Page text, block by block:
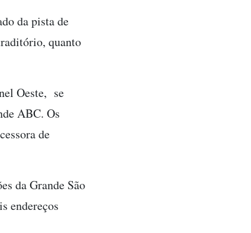
da pista de
quanto
Oeste, se
ABC. Os
de
da Grande São
endereços